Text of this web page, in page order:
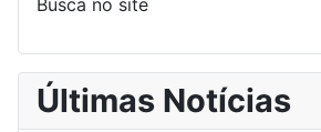
Busca no site
Últimas Notícias